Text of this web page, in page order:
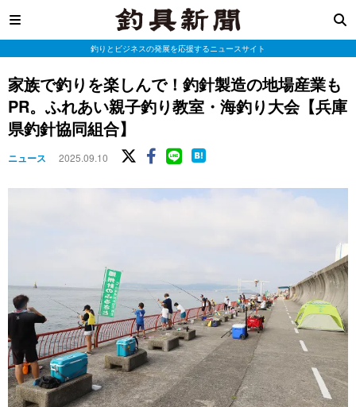
釣りとビジネスの発展を応援するニュースサイト
家族で釣りを楽しんで！釣針製造の地場産業も
PR。ふれあい親子釣り教室・海釣り大会【兵庫
県釣針協同組合】
ニュース 2025.09.10